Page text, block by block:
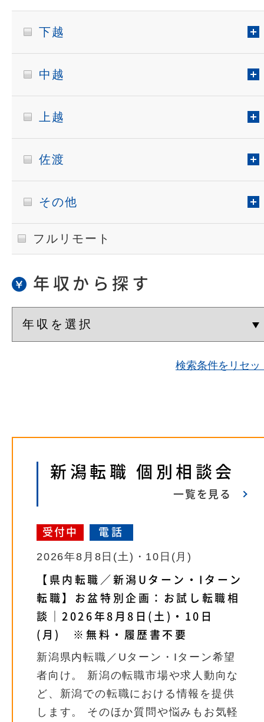
下越
中越
上越
佐渡
その他
フルリモート
年収から探す
検索条件をリセッ
新潟転職 個別相談会
一覧を見る
受付中 電話
2026年8月8日(土)・10日(月)
【県内転職／新潟Uターン・Iターン
転職】お盆特別企画：お試し転職相
談｜2026年8月8日(土)・10日
(月) ※無料・履歴書不要
新潟県内転職／Uターン・Iターン希望
者向け。 新潟の転職市場や求人動向な
ど、新潟での転職における情報を提供
します。 そのほか質問や悩みもお気軽